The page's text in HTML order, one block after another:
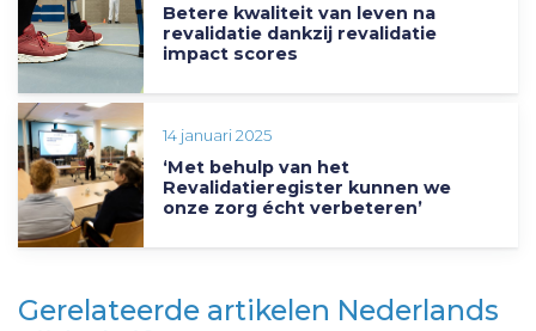
Betere kwaliteit van leven na
revalidatie dankzij revalidatie
impact scores
14 januari 2025
‘Met behulp van het
Revalidatieregister kunnen we
onze zorg écht verbeteren’
Gerelateerde artikelen Nederlands